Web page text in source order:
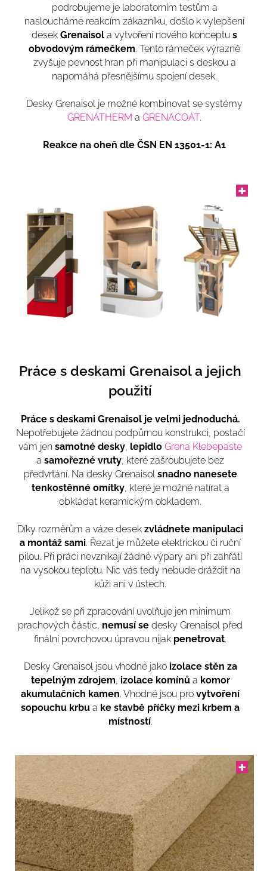
podrobujeme je laboratorním testům a
nasloucháme reakcím zákazníku, došlo k vylepšení
desek Grenaisol a vytvoření nového konceptu s
obvodovým rámečkem. Tento rámeček výrazně
zvyšuje pevnost hran při manipulaci s deskou a
napomáhá přesnějšímu spojení desek.
Desky Grenaisol je možné kombinovat se systémy
GRENATHERM a GRENACOAT.
Reakce na oheň dle ČSN EN 13501-1: A1
Práce s deskami Grenaisol a jejich
použití
Práce s deskami Grenaisol je velmi jednoduchá.
Nepotřebujete žádnou podpůrnou konstrukci, postačí
vám jensamotné desky, lepidlo Grena Klebepaste
asamořezné vruty, které zašroubujete bez
předvrtání. Na desky Grenaisolsnadno nanesete
tenkostěnné omítky, které je možné natírat a
obkládat keramickým obkladem.
Díky rozměrům a váze desekzvládnete manipulaci
a montáž sami. Řezat je můžete elektrickou či ruční
pilou. Při práci nevznikají žádné výpary ani při zahřátí
na vysokou teplotu. Nic vás tedy nebude dráždit na
kůži ani v ústech.
Jelikož se při zpracování uvolňuje jen minimum
prachových částic, nemusí se desky Grenaisol před
finální povrchovou úpravou nijak penetrovat.
Desky Grenaisol jsou vhodné jakoizolace stěn za
tepelným zdrojem, izolace komínůa komor
akumulačních kamen. Vhodné jsou provytvoření
sopouchu krbu a ke stavbě příčky mezi krbem a
místností.